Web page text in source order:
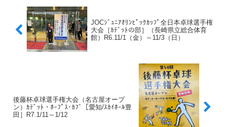
JOCｼﾞｭﾆｱｵﾘﾝﾋﾟｯｸｶｯﾌﾟ全日本卓球選手権
大会［ｶﾃﾞｯﾄの部］（長崎県立総合体育
館）R6.11/1（金）～11/3（日）
後藤杯卓球選手権大会（名古屋オープ
ン）ｶﾃﾞｯﾄ・ﾎｰﾌﾟｽ･ｶﾌﾞ［愛知/ｽｶｲﾎｰﾙ豊
田］R7.1/11～1/12